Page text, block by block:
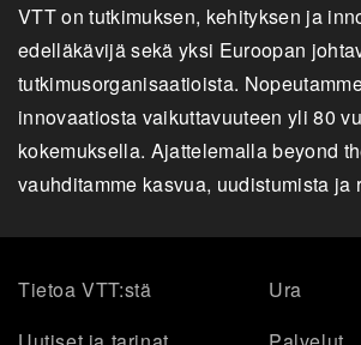
VTT on tutkimuksen, kehityksen ja
edelläkävijä sekä yksi Euroopan
tutkimusorganisaatioista.
innovaatiosta vaikuttavuuteen yli 80
kokemuksella. Ajattelemalla beyond
vauhditamme kasvua, uudistumista ja
Tietoa VTT:stä
Ura